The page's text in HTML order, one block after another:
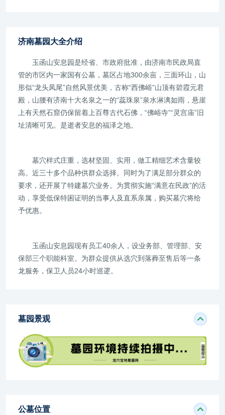
济南墓园大全介绍
玉函山安息园是经省、市政府批准，由济南市民政局直
管的市区内一家国有公墓，墓区占地300余亩，三面环山，山
形似“龙头凤尾”自然风景优美，古称“西佛峪”山顶有碧霞元君
殿，山腰有济南十大名泉之一的“蕊珠泉”泉水淋漓如雨，悬崖
上有天然石窟仍保留着上百尊古代石佛，“佛峪寺”“灵宫庙”旧
址清晰可见。是逝者安息的福泽之地。
墓穴样式庄重，选材坚固、实用，做工精细艺术含量较
高。近三十多个品种供群众选择。同时为了满足部分群众的
要求，还开展了特建墓穴业务。为贯彻实施“满意在民政”的活
动，享受低保特困证明的当事人及直系亲属，购买墓穴将给
予优惠。
玉函山安息园现有员工40余人，设业务部、管理部、安
保部三个职能科室。为群众提供从选穴到落葬至售后等一条
龙服务，保卫人员24小时巡逻。
墓园景观
公墓位置